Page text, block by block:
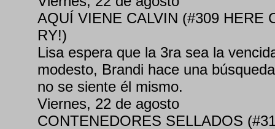
AQUÍ VIENE CALVIN (#309 HERE
RY!)
Lisa espera que la 3ra sea la
modesto, Brandi hace una
no se siente él mismo.
Viernes, 22 de agosto
CONTENEDORES SELLADOS